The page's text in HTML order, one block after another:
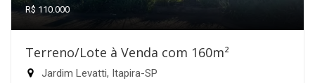
R$ 110.000
Terreno/Lote à Venda com 160m²
Jardim Levatti, Itapira-SP